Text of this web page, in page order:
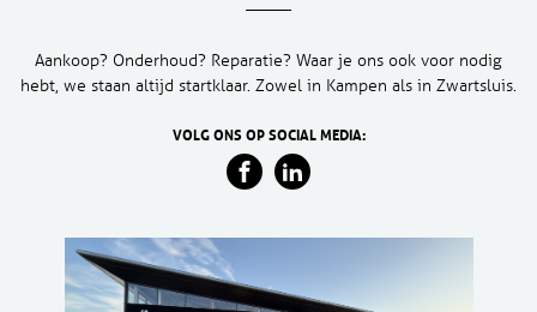
Aankoop? Onderhoud? Reparatie? Waar je ons ook voor nodig
hebt, we staan altijd startklaar. Zowel in Kampen als in Zwartsluis.
VOLG ONS OP SOCIAL MEDIA: